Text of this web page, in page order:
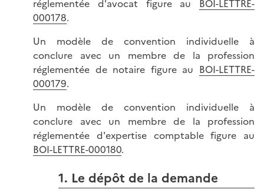
réglementée d'avocat figure au BOI-LETTRE-
000178.
Un modèle de convention individuelle à
conclure avec un membre de la profession
réglementée de notaire figure au BOI-LETTRE-
000179.
Un modèle de convention individuelle à
conclure avec un membre de la profession
réglementée d'expertise comptable figure au
BOI-LETTRE-000180.
1. Le dépôt de la demande